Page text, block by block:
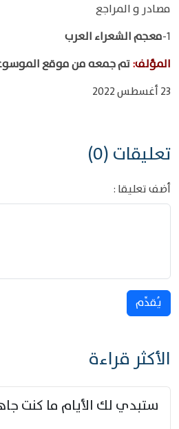
مصادر و المراجع
1- معجم الشعراء العرب
المؤلف:تم جمعه من موقع
23 أغسطس 2022
تعليقات (0)
أضف تعليقا :
يُقدِّم
الأكثر قراءة